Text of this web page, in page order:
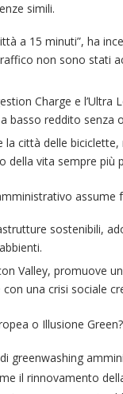
simili.
a 15 minuti”, ha
non sono stati
Charge e
basso reddito senza
città delle
della vita sempre più
assume
sostenibili,
Valley, promuove
una crisi sociale
o Illusione Green?
greenwashing
il rinnovamento